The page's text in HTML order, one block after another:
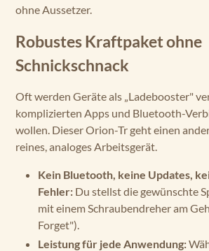
ohne Aussetzer.
Robustes Kraftpaket ohne
Schnickschnack
Oft werden Geräte als „Ladebooster"
komplizierten Apps und Bluetooth-
wollen. Dieser Orion-Tr geht einen
reines, analoges Arbeitsgerät.
Kein Bluetooth, keine Updates,
Fehler: Du stellst die gewünschte
mit einem Schraubendreher am
Forget").
Leistung für jede Anwendung: